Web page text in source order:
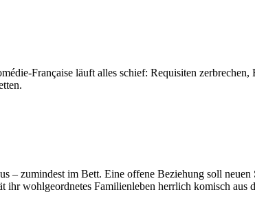
Française läuft alles schief: Requisiten
– zumindest im Bett. Eine offene Beziehung soll
ihr wohlgeordnetes Familienleben herrlich komisch aus